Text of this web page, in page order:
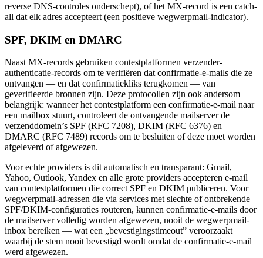
reverse DNS-controles onderschept), of het MX-record is een catch-
all dat elk adres accepteert (een positieve wegwerpmail-indicator).
SPF, DKIM en DMARC
Naast MX-records gebruiken contestplatformen verzender-
authenticatie-records om te verifiëren dat confirmatie-e-mails die ze
ontvangen — en dat confirmatiekliks terugkomen — van
geverifieerde bronnen zijn. Deze protocollen zijn ook andersom
belangrijk: wanneer het contestplatform een confirmatie-e-mail naar
een mailbox stuurt, controleert de ontvangende mailserver de
verzenddomein’s SPF (RFC 7208), DKIM (RFC 6376) en
DMARC (RFC 7489) records om te besluiten of deze moet worden
afgeleverd of afgewezen.
Voor echte providers is dit automatisch en transparant: Gmail,
Yahoo, Outlook, Yandex en alle grote providers accepteren e-mail
van contestplatformen die correct SPF en DKIM publiceren. Voor
wegwerpmail-adressen die via services met slechte of ontbrekende
SPF/DKIM-configuraties routeren, kunnen confirmatie-e-mails door
de mailserver volledig worden afgewezen, nooit de wegwerpmail-
inbox bereiken — wat een „bevestigingstimeout” veroorzaakt
waarbij de stem nooit bevestigd wordt omdat de confirmatie-e-mail
werd afgewezen.